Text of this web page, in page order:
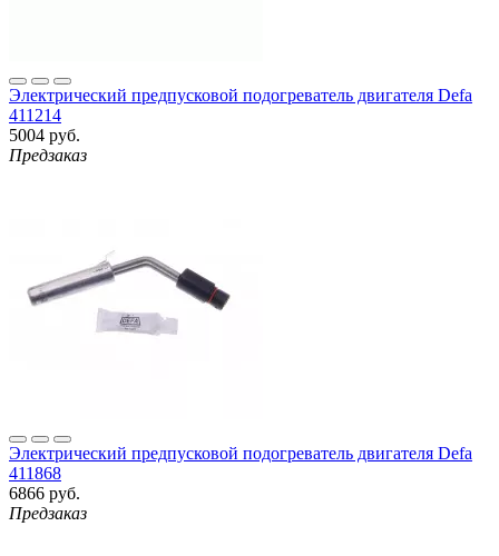
Электрический предпусковой подогреватель двигателя Defa
411214
5004 руб.
Предзаказ
Электрический предпусковой подогреватель двигателя Defa
411868
6866 руб.
Предзаказ